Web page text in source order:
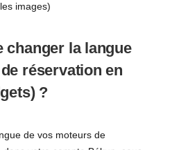
images)
changer la langue
réservation en
?
de vos moteurs de